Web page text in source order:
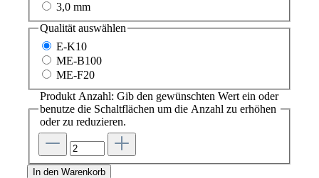
3,0 mm
Qualitätauswählen
E-K10
ME-B100
ME-F20
Produkt Anzahl: Gib den gewünschten Wert ein oder
benutze die Schaltflächen um die Anzahl zu erhöhen
oder zu reduzieren.
In den Warenkorb